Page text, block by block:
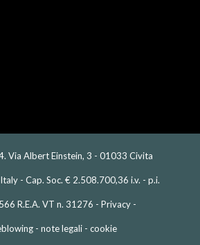
Via Albert Einstein, 3 - 01033 Civita
- Cap. Soc. € 2.508.700,36 i.v. - p.i.
R.E.A. VT n. 31276 - Privacy-
- note legali - cookie